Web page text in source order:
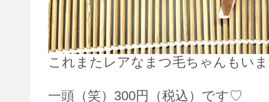
これまたレアなまつ毛ちゃんもい
一頭（笑）300円（税込）です♡